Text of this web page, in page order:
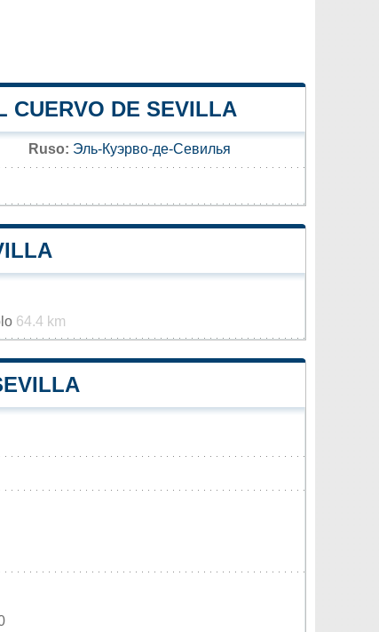
CUERVO DE SEVILLA
Ruso: Эль-Куэрво-де-Севилья
64.4 km